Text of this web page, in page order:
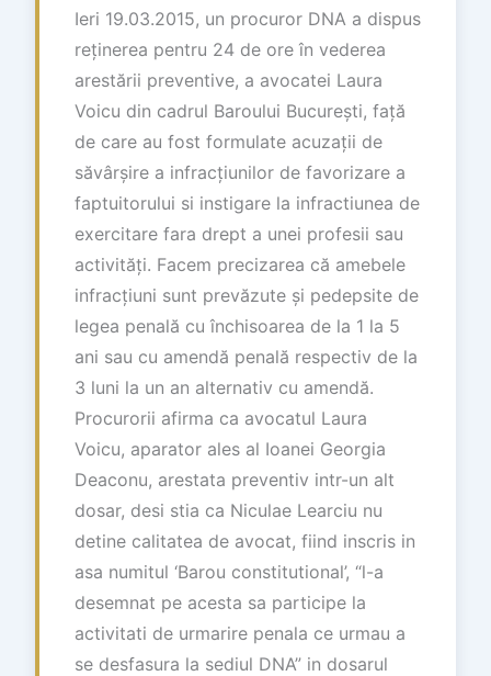
Ieri 19.03.2015, un procuror DNA a dispus
reținerea pentru 24 de ore în vederea
arestării preventive, a avocatei Laura
Voicu din cadrul Baroului București, față
de care au fost formulate acuzații de
săvârșire a infracțiunilor de favorizare a
faptuitorului si instigare la infractiunea de
exercitare fara drept a unei profesii sau
activități. Facem precizarea că amebele
infracțiuni sunt prevăzute și pedepsite de
legea penală cu închisoarea de la 1 la 5
ani sau cu amendă penală respectiv de la
3 luni la un an alternativ cu amendă.
Procurorii afirma ca avocatul Laura
Voicu, aparator ales al Ioanei Georgia
Deaconu, arestata preventiv intr-un alt
dosar, desi stia ca Niculae Learciu nu
detine calitatea de avocat, fiind inscris in
asa numitul ‘Barou constitutional’, “l-a
desemnat pe acesta sa participe la
activitati de urmarire penala ce urmau a
se desfasura la sediul DNA” in dosarul